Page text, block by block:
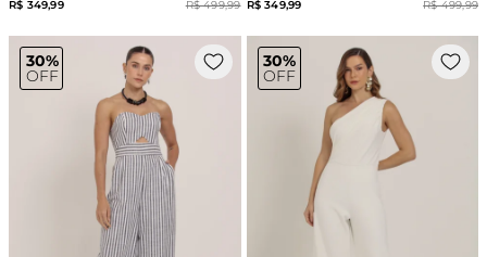
R$ 349,99
R$ 499,99 R$ 349,99
R$ 499,99
30%
OFF
30%
OFF